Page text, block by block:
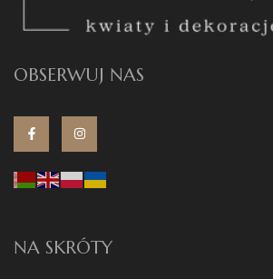
OBSERWUJ NAS
NA SKRÓTY